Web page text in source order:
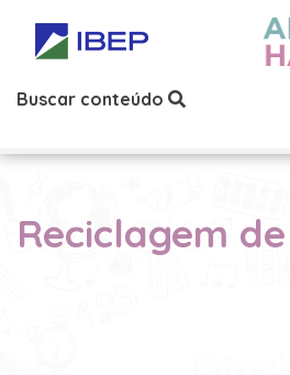
Buscar conteúdo
Reciclagem